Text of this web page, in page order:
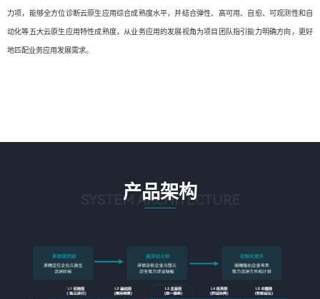
力项，能够全方位诊断云原生应用综合成熟度水平，并结合弹性、高可用、自愈、可观测性和自
动化等五大云原生应用特性成熟度，从业务应用的发展视角为项目团队指引能力明确方向，更好
地匹配业务应用发展需求。
产品架构
SYSTEM ARCHITECTURE